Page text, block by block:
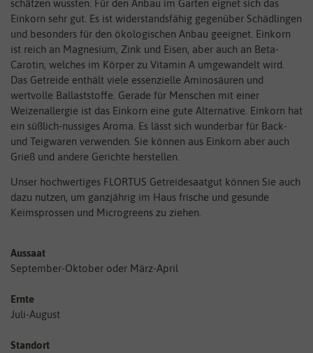
schätzen wussten. Für den Anbau im Garten eignet sich das
Einkorn sehr gut. Es ist widerstandsfähig gegenüber Schädlingen
und besonders für den ökologischen Anbau geeignet. Einkorn
ist reich an Magnesium, Zink und Eisen, aber auch an Beta-
Carotin, welches im Körper zu Vitamin A umgewandelt wird.
Das Getreide enthält viele essenzielle Aminosäuren und
wertvolle Ballaststoffe. Gerade für Menschen mit einer
Weizenallergie ist das Einkorn eine gute Alternative. Einkorn hat
ein süßlich-nussiges Aroma. Es lässt sich wunderbar für Back-
und Teigwaren verwenden. Sie können aus Einkorn aber auch
Grieß und andere Gerichte herstellen.
Unser hochwertiges FLORTUS Getreidesaatgut können Sie auch
dazu nutzen, um ganzjährig im Haus frische und gesunde
Keimsprossen und Microgreens zu ziehen.
Aussaat
September-Oktober oder März-April
Ernte
Juli-August
Standort